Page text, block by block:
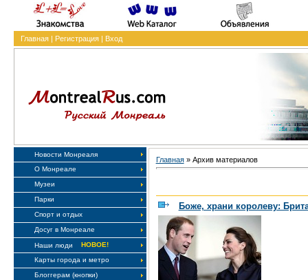
Главная| Регистрация| Вход
Новости Монреаля
О Монреале
Музеи
Парки
Спорт и отдых
Досуг в Монреале
Наши люди
НОВОЕ!
Карты города и метро
Блоггерам (кнопки)
Главная» Архив материалов
Боже, храни королеву: